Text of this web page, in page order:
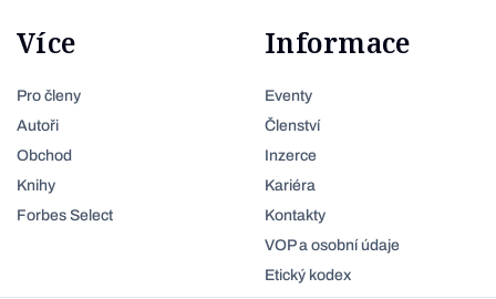
Více
Pro členy
Autoři
Obchod
Knihy
Forbes Select
Informace
Eventy
Členství
Inzerce
Kariéra
Kontakty
VOP a osobní údaje
Etický kodex